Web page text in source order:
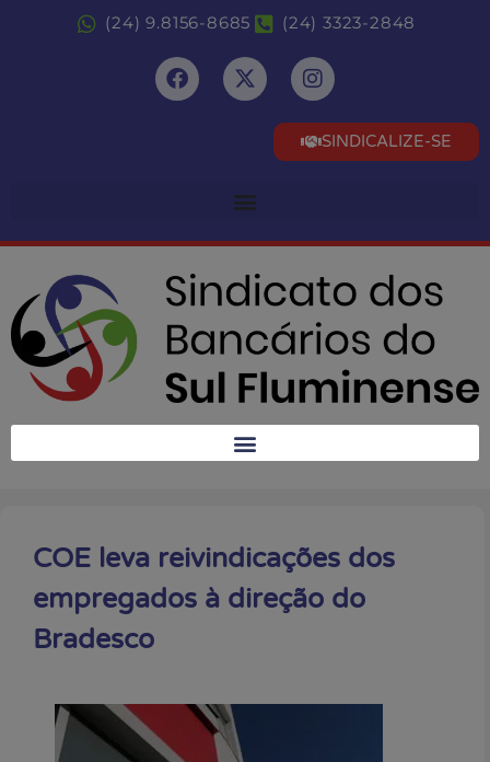
(24) 9.8156-8685 (24) 3323-2848
SINDICALIZE-SE
COE leva reivindicações dos
empregados à direção do
Bradesco